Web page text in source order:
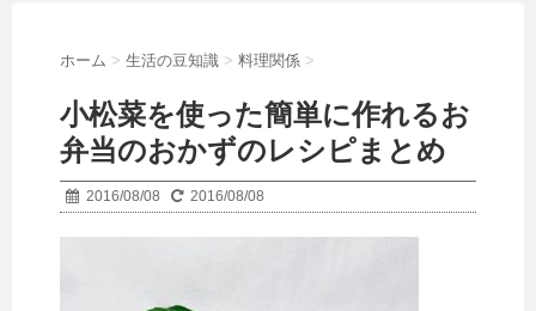
ホーム > 生活の豆知識 > 料理関係 >
小松菜を使った簡単に作れるお
弁当のおかずのレシピまとめ
2016/08/08 2016/08/08